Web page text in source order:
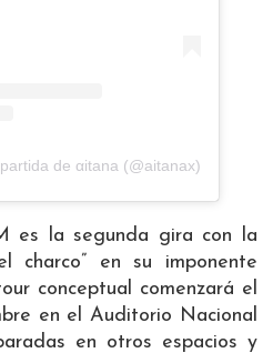
de αitana (@aitanax)
es la segunda gira con la
charco” en su imponente
conceptual comenzará el
en el Auditorio Nacional
en otros espacios y